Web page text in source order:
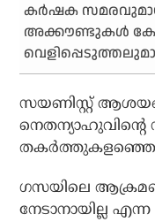
കര്‍ഷക
അക്കൗണ്ടുകള്‍
സയണിസ്റ്റ്
ഗസയിലെ
നേടാനായില്ല